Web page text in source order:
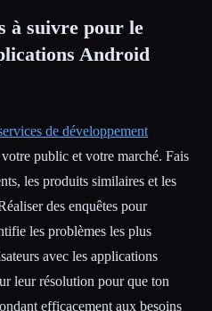
à suivre pour le
Android
de développement
public et votre marché. Fais
les produits similaires et les
des enquêtes pour
les problèmes les plus
avec les applications
leur résolution pour que ton
efficacement aux besoins